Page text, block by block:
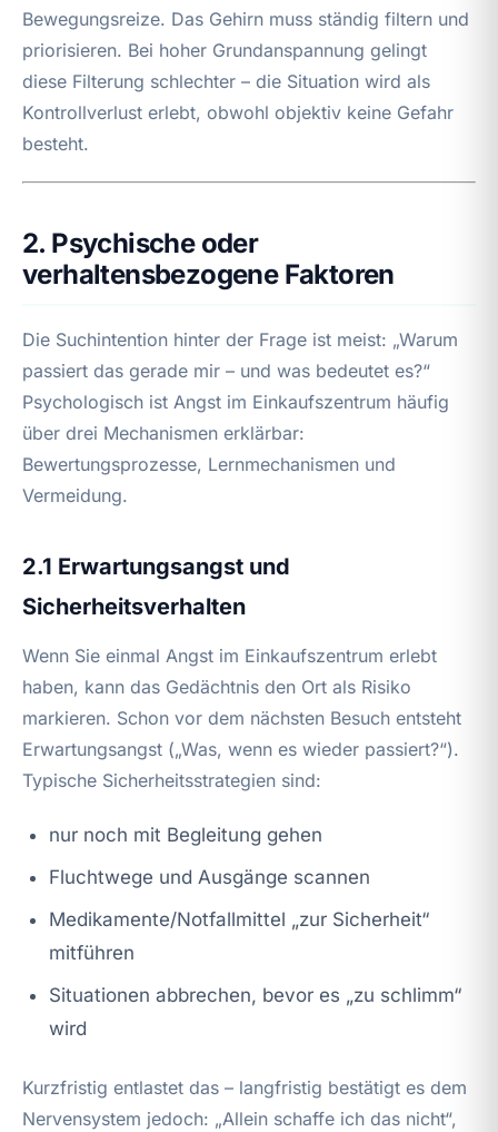
Bewegungsreize. Das Gehirn muss ständig filtern und
priorisieren. Bei hoher Grundanspannung gelingt
diese Filterung schlechter – die Situation wird als
Kontrollverlust erlebt, obwohl objektiv keine Gefahr
besteht.
2. Psychische oder
verhaltensbezogene Faktoren
Die Suchintention hinter der Frage ist meist: „Warum
passiert das gerade mir – und was bedeutet es?“
Psychologisch ist Angst im Einkaufszentrum häufig
über drei Mechanismen erklärbar:
Bewertungsprozesse, Lernmechanismen und
Vermeidung.
2.1 Erwartungsangst und
Sicherheitsverhalten
Wenn Sie einmal Angst im Einkaufszentrum erlebt
haben, kann das Gedächtnis den Ort als Risiko
markieren. Schon vor dem nächsten Besuch entsteht
Erwartungsangst („Was, wenn es wieder passiert?“).
Typische Sicherheitsstrategien sind:
nur noch mit Begleitung gehen
Fluchtwege und Ausgänge scannen
Medikamente/Notfallmittel „zur Sicherheit“
mitführen
Situationen abbrechen, bevor es „zu schlimm“
wird
Kurzfristig entlastet das – langfristig bestätigt es dem
Nervensystem jedoch: „Allein schaffe ich das nicht“,